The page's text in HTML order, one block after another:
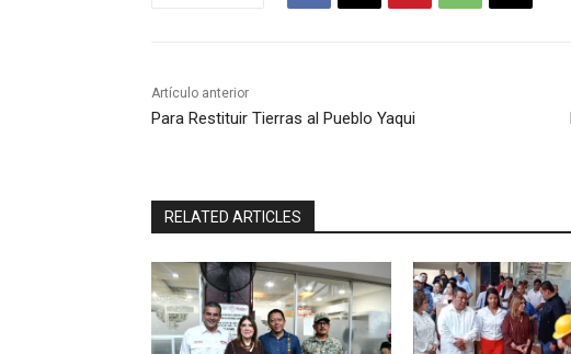
Artículo anterior
Para Restituir Tierras al Pueblo Yaqui
RELATED ARTICLES